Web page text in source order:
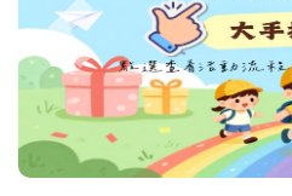
淨零綠領